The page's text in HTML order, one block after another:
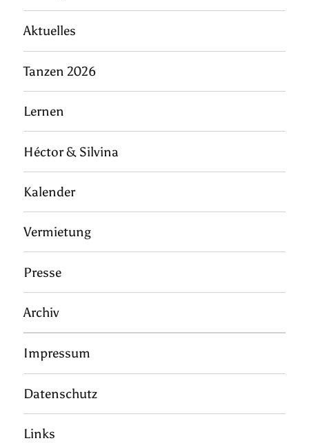
Aktuelles
Tanzen 2026
Lernen
Héctor & Silvina
Kalender
Vermietung
Presse
Archiv
Impressum
Datenschutz
Links